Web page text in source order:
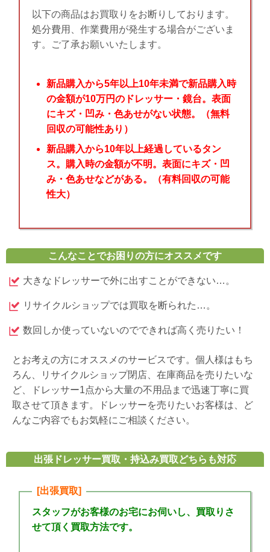
以下の商品はお買取りをお断りしております。
処分費用、作業費用が発生する場合がございま
す。ご了承お願いいたします。
新品購入から5年以上10年未満で新品購入時
の金額が10万円のドレッサー・鏡台。表面
にキズ・凹み・色あせがない状態。（無料
回収の可能性あり）
新品購入から10年以上経過しているタン
ス。購入時の金額が不明。表面にキズ・凹
み・色あせなどがある。（有料回収の可能
性大）
こんなことでお困りの方にオススメです
大きなドレッサーで外に出すことができない…。
リサイクルショップでは買取を断られた…。
数回しか使っていないのでできれば高く売りたい！
とお考えの方にオススメのサービスです。個人様はもち
ろん、リサイクルショップ閉店、在庫商品を売りたいな
ど、ドレッサー1点から大量の不用品まで迅速丁寧に買
取させて頂きます。ドレッサーを売りたいお客様は、ど
んなご内容でもお気軽にご相談ください。
出張ドレッサー買取・持込み買取どちらも対応
[出張買取]
スタッフがお客様のお宅にお伺いし、買取りさ
せて頂く買取方法です。